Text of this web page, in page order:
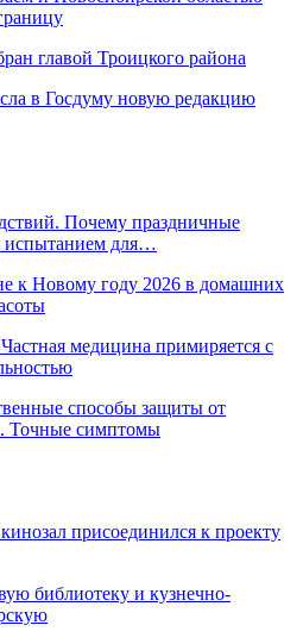
главой Троицкого района
в Госдуму новую редакцию
Почему праздничные
испытанием для…
к Новому году 2026 в домашних
медицина примиряется с
способы защиты от
Точные симптомы
присоединился к проекту
библиотеку и кузнечно-